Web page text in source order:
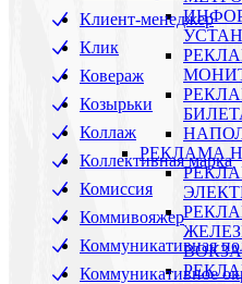
РЕКЛАМА
Клиент-менеджер
Клик
Ковераж
Козырьки
Коллаж
Коллективная марка
Комиссия
Коммивояжер
Коммуникативная
Коммуникативное